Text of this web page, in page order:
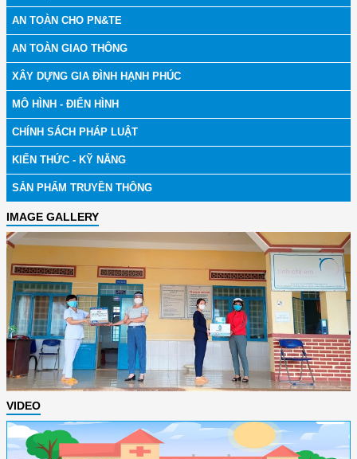
AN TOÀN CHO PN&TE
AN TOÀN GIAO THÔNG
XÂY DỰNG GIA ĐÌNH HẠNH PHÚC
MÔ HÌNH - ĐIỂN HÌNH
CHÍNH SÁCH PHÁP LUẬT
KIẾN THỨC - KỸ NĂNG
SẢN PHẨM TRUYỀN THÔNG
IMAGE GALLERY
VIDEO